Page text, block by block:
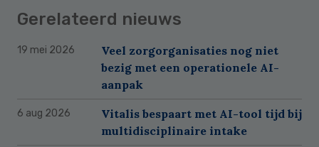
Gerelateerd nieuws
19 mei 2026
Veel zorgorganisaties nog niet
bezig met een operationele AI-
aanpak
6 aug 2026
Vitalis bespaart met AI-tool tijd bij
multidisciplinaire intake